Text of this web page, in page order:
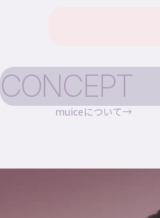
CONCEPT
muiceについて